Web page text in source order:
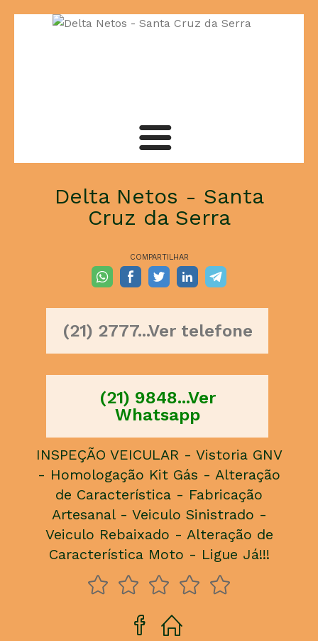
Contato
Delta Netos - Santa
Cruz da Serra
COMPARTILHAR
(21) 2777...Ver telefone
(21) 9848...Ver
Whatsapp
INSPEÇÃO VEICULAR - Vistoria GNV
- Homologação Kit Gás - Alteração
de Característica - Fabricação
Artesanal - Veiculo Sinistrado -
Veiculo Rebaixado - Alteração de
Característica Moto - Ligue Já!!!